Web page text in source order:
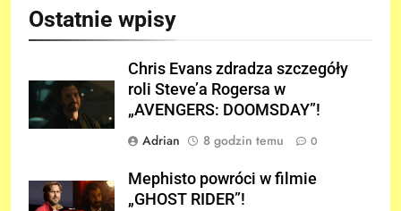
Ostatnie wpisy
Chris Evans zdradza szczegóły
roli Steve’a Rogersa w
„AVENGERS: DOOMSDAY”!
Adrian
8 godzin temu 0
Mephisto powróci w filmie
„GHOST RIDER”!